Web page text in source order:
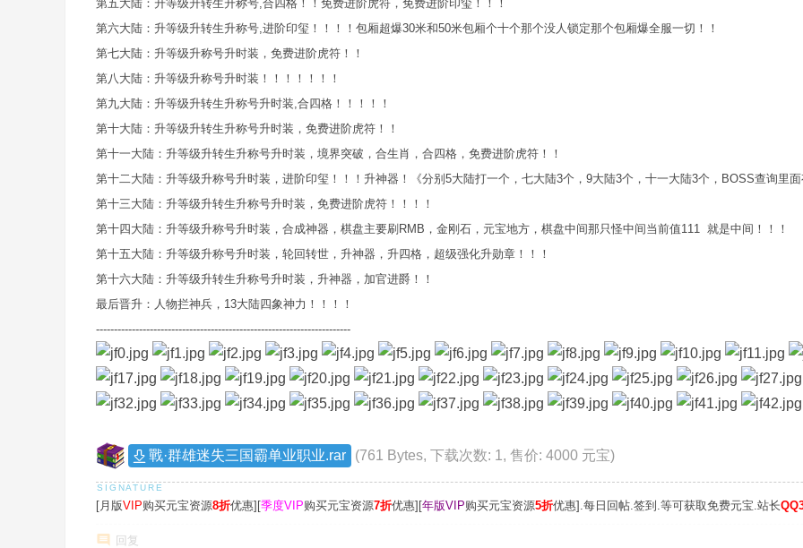
第五大陆：升等级升转生升称号,合四格！！免费进阶虎符，免费进阶印玺！！！
第六大陆：升等级升转生升称号,进阶印玺！！！！包厢超爆30米和50米包厢个十个那个没人锁定那个包厢爆全服一切！！
第七大陆：升等级升称号升时装，免费进阶虎符！！
第八大陆：升等级升称号升时装！！！！！！！
第九大陆：升等级升转生升称号升时装,合四格！！！！！
第十大陆：升等级升转生升称号升时装，免费进阶虎符！！
第十一大陆：升等级升转生升称号升时装，境界突破，合生肖，合四格，免费进阶虎符！！
第十二大陆：升等级升称号升时装，进阶印玺！！！升神器！《分别5大陆打一个，七大陆3个，9大陆3个，十一大陆3个，BOSS查询里
第十三大陆：升等级升转生升称号升时装，免费进阶虎符！！！！
第十四大陆：升等级升称号升时装，合成神器，棋盘主要刷RMB，金刚石，元宝地方，棋盘中间那只怪中间当前值111 就是中间！！！
第十五大陆：升等级升称号升时装，轮回转世，升神器，升四格，超级强化升勋章！！！
第十六大陆：升等级升转生升称号升时装，升神器，加官进爵！！
最后晋升：人物拦神兵，13大陆四象神力！！！！
-----------------------------------------------------------------------
戰·群雄迷失三国霸单业职业.rar (761 Bytes, 下载次数: 1, 售价: 4000 元宝)
[月版VIP购买元宝资源8折优惠][季度VIP购买元宝资源7折优惠][年版VIP购买元宝资源5折优惠].每日回帖.签到.等可获取免费元宝.站长
回复